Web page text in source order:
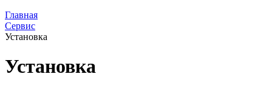
Главная
Сервис
Установка
Установка